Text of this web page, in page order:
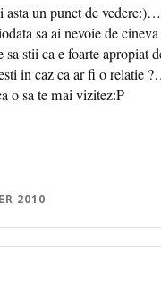
un punct de
sa ai nevoie de cineva
sa stii ca e foarte apropiat
in caz ca ar fi o relatie
o sa te mai vizitez:P
2010